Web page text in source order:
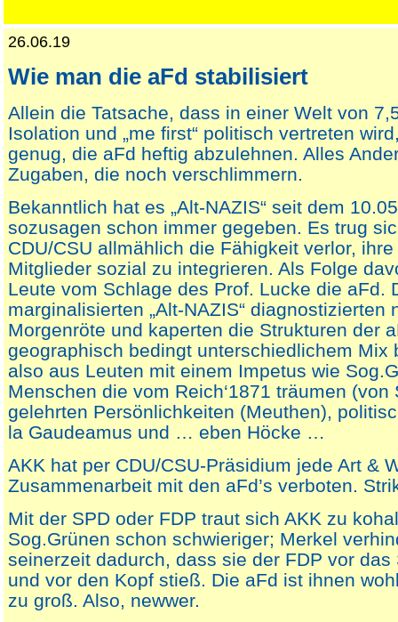
26.06.19
Wie man die aFd stabilisiert
Allein die Tatsache, dass in einer Welt von
Isolation und „me first“ politisch vertreten
genug, die aFd heftig abzulehnen. Alles
Zugaben, die noch verschlimmern.
Bekanntlich hat es „Alt-NAZIS“ seit dem
sozusagen schon immer gegeben. Es trug
CDU/CSU allmählich die Fähigkeit verlor,
Mitglieder sozial zu integrieren. Als Folge
Leute vom Schlage des Prof. Lucke die aFd.
marginalisierten „Alt-NAZIS“ diagnostizierten
Morgenröte und kaperten die Strukturen der
geographisch bedingt unterschiedlichem Mix
also aus Leuten mit einem Impetus wie
Menschen die vom Reich‘1871 träumen (von
gelehrten Persönlichkeiten (Meuthen),
la Gaudeamus und … eben Höcke …
AKK hat per CDU/CSU-Präsidium jede Art &
Zusammenarbeit mit den aFd’s verboten.
Mit der SPD oder FDP traut sich AKK zu
Sog.Grünen schon schwieriger; Merkel
seinerzeit dadurch, dass sie der FDP vor das
und vor den Kopf stieß. Die aFd ist ihnen
zu groß. Also, newwer.